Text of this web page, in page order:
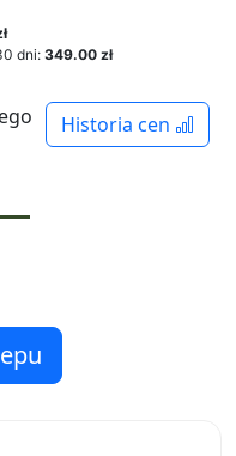
dni: 349.00 zł
Historia cen